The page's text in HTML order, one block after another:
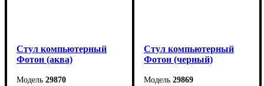
Стул компьютерный
Фотон (аква)
29870
Стул компьютерный
Фотон (черный)
29869